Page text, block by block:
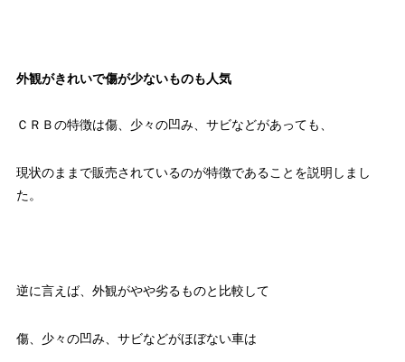
外観がきれいで傷が少ないものも人気
ＣＲＢの特徴は傷、少々の凹み、サビなどがあっても、
現状のままで販売されているのが特徴であることを説明しまし
た。
逆に言えば、外観がやや劣るものと比較して
傷、少々の凹み、サビなどがほぼない車は